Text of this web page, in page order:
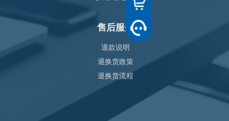
售后服务
退款说明
退换货政策
退换货流程